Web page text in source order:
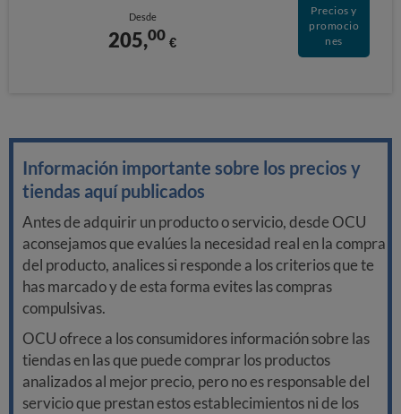
Desde
205,00 €
Precios y
promocio
nes
Información importante sobre los precios y
tiendas aquí publicados
Antes de adquirir un producto o servicio, desde OCU
aconsejamos que evalúes la necesidad real en la compra
del producto, analices si responde a los criterios que te
has marcado y de esta forma evites las compras
compulsivas.
OCU ofrece a los consumidores información sobre las
tiendas en las que puede comprar los productos
analizados al mejor precio, pero no es responsable del
servicio que prestan estos establecimientos ni de los